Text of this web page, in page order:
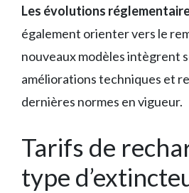
Les évolutions
également orienter vers le
nouveaux modèles intègrent
améliorations techniques et
dernières normes en vigueur.
Tarifs de
type